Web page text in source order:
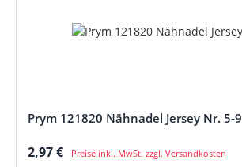
Prym 121820 Nähnadel Jersey Nr. 5-9
Regulärer Preis:
2,97 € Preise inkl. MwSt. zzgl. Versandkosten